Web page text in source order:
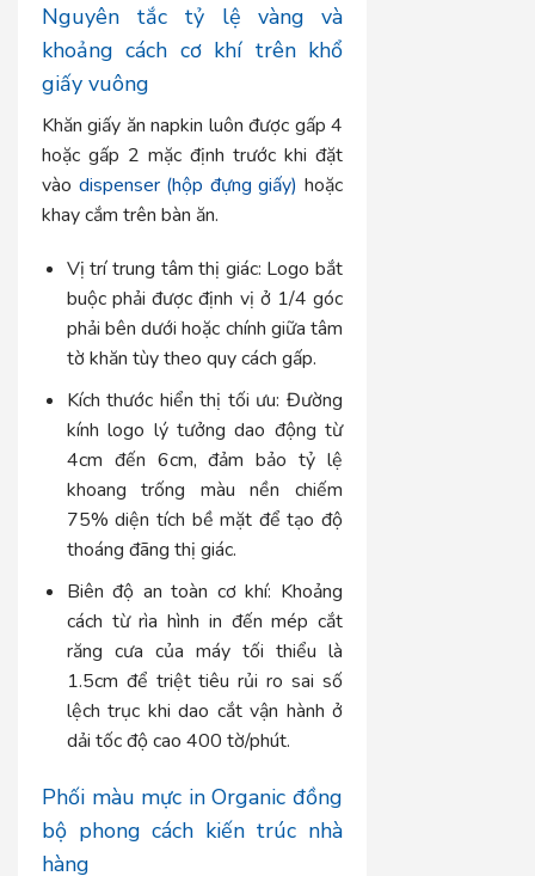
Nguyên tắc tỷ lệ vàng và
khoảng cách cơ khí trên khổ
giấy vuông
Khăn giấy ăn napkin luôn được gấp 4
hoặc gấp 2 mặc định trước khi đặt
vào dispenser (hộp đựng giấy) hoặc
khay cắm trên bàn ăn.
Vị trí trung tâm thị giác: Logo bắt
buộc phải được định vị ở 1/4 góc
phải bên dưới hoặc chính giữa tâm
tờ khăn tùy theo quy cách gấp.
Kích thước hiển thị tối ưu: Đường
kính logo lý tưởng dao động từ
4cm đến 6cm, đảm bảo tỷ lệ
khoang trống màu nền chiếm
75% diện tích bề mặt để tạo độ
thoáng đãng thị giác.
Biên độ an toàn cơ khí: Khoảng
cách từ rìa hình in đến mép cắt
răng cưa của máy tối thiểu là
1.5cm để triệt tiêu rủi ro sai số
lệch trục khi dao cắt vận hành ở
dải tốc độ cao 400 tờ/phút.
Phối màu mực in Organic đồng
bộ phong cách kiến trúc nhà
hàng